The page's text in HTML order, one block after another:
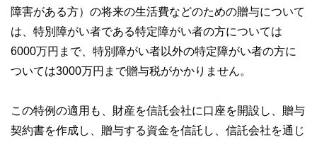
障害がある方）の将来の生活費などのための贈与について
は、特別障がい者である特定障がい者の方については
6000万円まで、特別障がい者以外の特定障がい者の方に
ついては3000万円まで贈与税がかかりません。
この特例の適用も、財産を信託会社に口座を開設し、贈与
契約書を作成し、贈与する資金を信託し、信託会社を通じ